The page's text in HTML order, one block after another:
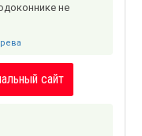
не
сайт